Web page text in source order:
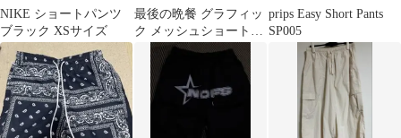
NIKE ショートパンツ
ブラック XSサイズ
最後の晩餐 グラフィッ
ク メッシュショートパ
ンツ
prips Easy Short Pants
SP005